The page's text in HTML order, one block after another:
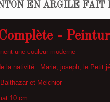
EN ARGILE FAIT
-
une couleur moderne
la nativité : Marie, joseph, le Petit
et Melchior
10 cm